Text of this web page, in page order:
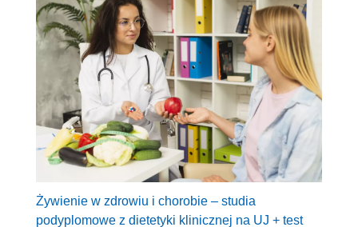
Żywienie w zdrowiu i chorobie – studia
podyplomowe z dietetyki klinicznej na UJ + test